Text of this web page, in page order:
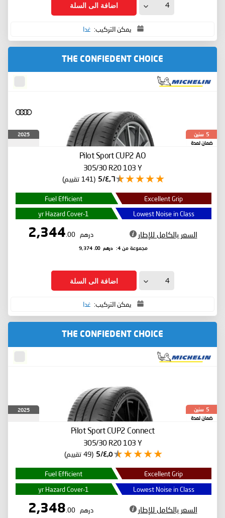
اضافة الى السلة
يمكن التركيب: غدا
THE CONFIEDENT CHOICE
5 سنين
ضمان لمدة
2025
Pilot Sport CUP2 AO
305/30 R20 103 Y
٤٫٦/5 (141 تقييم)
Excellent Grip
Fuel Efficient
Lowest Noise in Class
1-yr Hazard Cover
السعر بالكامل للإطار درهم 2,344
.00
مجموعة من 4: درهم 9,374
.00
اضافة الى السلة
يمكن التركيب: غدا
THE CONFIEDENT CHOICE
5 سنين
ضمان لمدة
2025
Pilot Sport CUP2 Connect
305/30 R20 103 Y
٤٫٥/5 (49 تقييم)
Excellent Grip
Fuel Efficient
Lowest Noise in Class
1-yr Hazard Cover
السعر بالكامل للإطار درهم 2,348
.00